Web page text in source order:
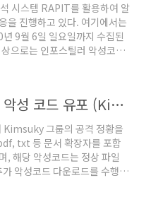
시스템 RAPIT를 활용하여 알
을 진행하고 있다. 여기에서는
9월 6일 일요일까지 수집된
으로는 인포스틸러 악성코드
악성코드 악성코드가
0.8%로 그 뒤를 따랐다.
26.1%를 차지하며 1위를
저, 메일 및 FT..
정상 문서 파일로 위장한 악성 코드 유포 (Kimsuky 그룹)
Kimsuky 그룹의 공격 정황을
txt 등 문서 확장자를 포함
, 해당 악성코드는 정상 파일
악성코드 다운로드를 수행한
을 대상으로 하는 APT 공격